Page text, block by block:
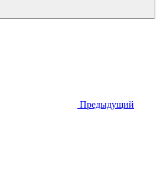
Предыдущий